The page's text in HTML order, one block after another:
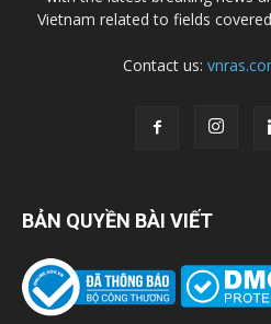
Vietnam related to fields
Contact us:
BẢN QUYỀN BÀI VIẾT